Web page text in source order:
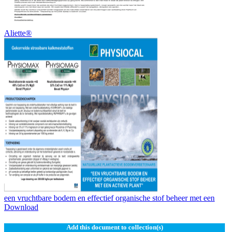
Aliette®
een vruchtbare bodem en effectief organische stof beheer met een
Download
Add this document to collection(s)